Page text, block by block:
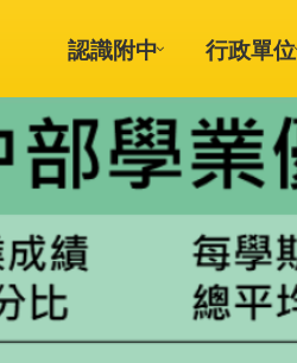
認識附中 行政單位